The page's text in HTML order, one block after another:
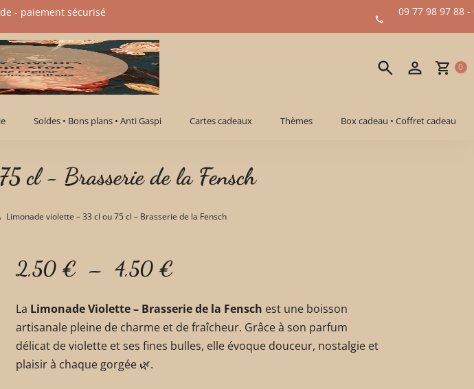
09 77 98 97 88 -
- paiement sécurisé​
0
Soldes • Bons plans • Anti Gaspi Cartes cadeaux Thèmes Box cadeau • Coffret cadeau
cl - Brasserie de la Fensch
Limonade violette – 33 cl ou 75 cl – Brasserie de la Fensch
2,50 € – 4,50 €
La Limonade Violette – Brasserie de la Fensch est une boisson
artisanale pleine de charme et de fraîcheur. Grâce à son parfum
délicat de violette et ses fines bulles, elle évoque douceur, nostalgie et
plaisir à chaque gorgée 🌿.